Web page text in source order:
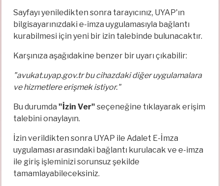
Sayfayı yeniledikten sonra tarayıcınız, UYAP'ın
bilgisayarınızdaki e-imza uygulamasıyla bağlantı
kurabilmesi için yeni bir izin talebinde bulunacaktır.
Karşınıza aşağıdakine benzer bir uyarı çıkabilir:
"avukat.uyap.gov.tr bu cihazdaki diğer uygulamalara
ve hizmetlere erişmek istiyor."
Bu durumda "İzin Ver" seçeneğine tıklayarak erişim
talebini onaylayın.
İzin verildikten sonra UYAP ile Adalet E-İmza
uygulaması arasındaki bağlantı kurulacak ve e-imza
ile giriş işleminizi sorunsuz şekilde
tamamlayabileceksiniz.